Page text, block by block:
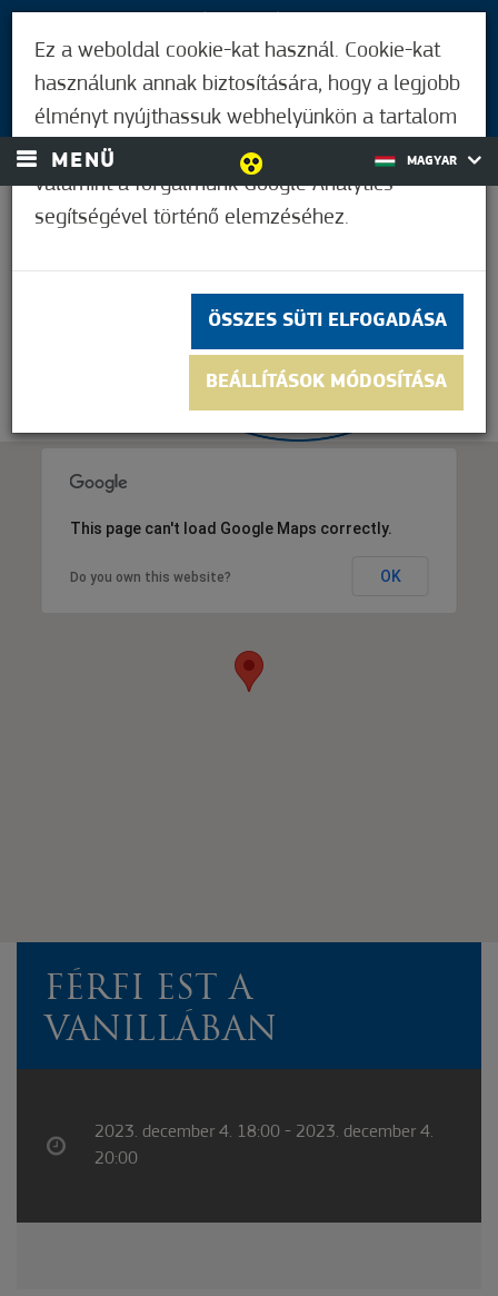
BEJELENTKEZÉS
MENÜ MAGYAR
This page can't load Google Maps correctly.
Do you own this website? OK
FÉRFI EST A
VANILLÁBAN
2023. december 4. 18:00 - 2023. december 4.
20:00
Ez a weboldal cookie-kat használ. Cookie-kat
használunk annak biztosítására, hogy a legjobb
élményt nyújthassuk webhelyünkön a tartalom
és a hirdetések személyre szabásához,
valamint a forgalmunk Google Analytics
segítségével történő elemzéséhez.
ÖSSZES SÜTI ELFOGADÁSA
BEÁLLÍTÁSOK MÓDOSÍTÁSA